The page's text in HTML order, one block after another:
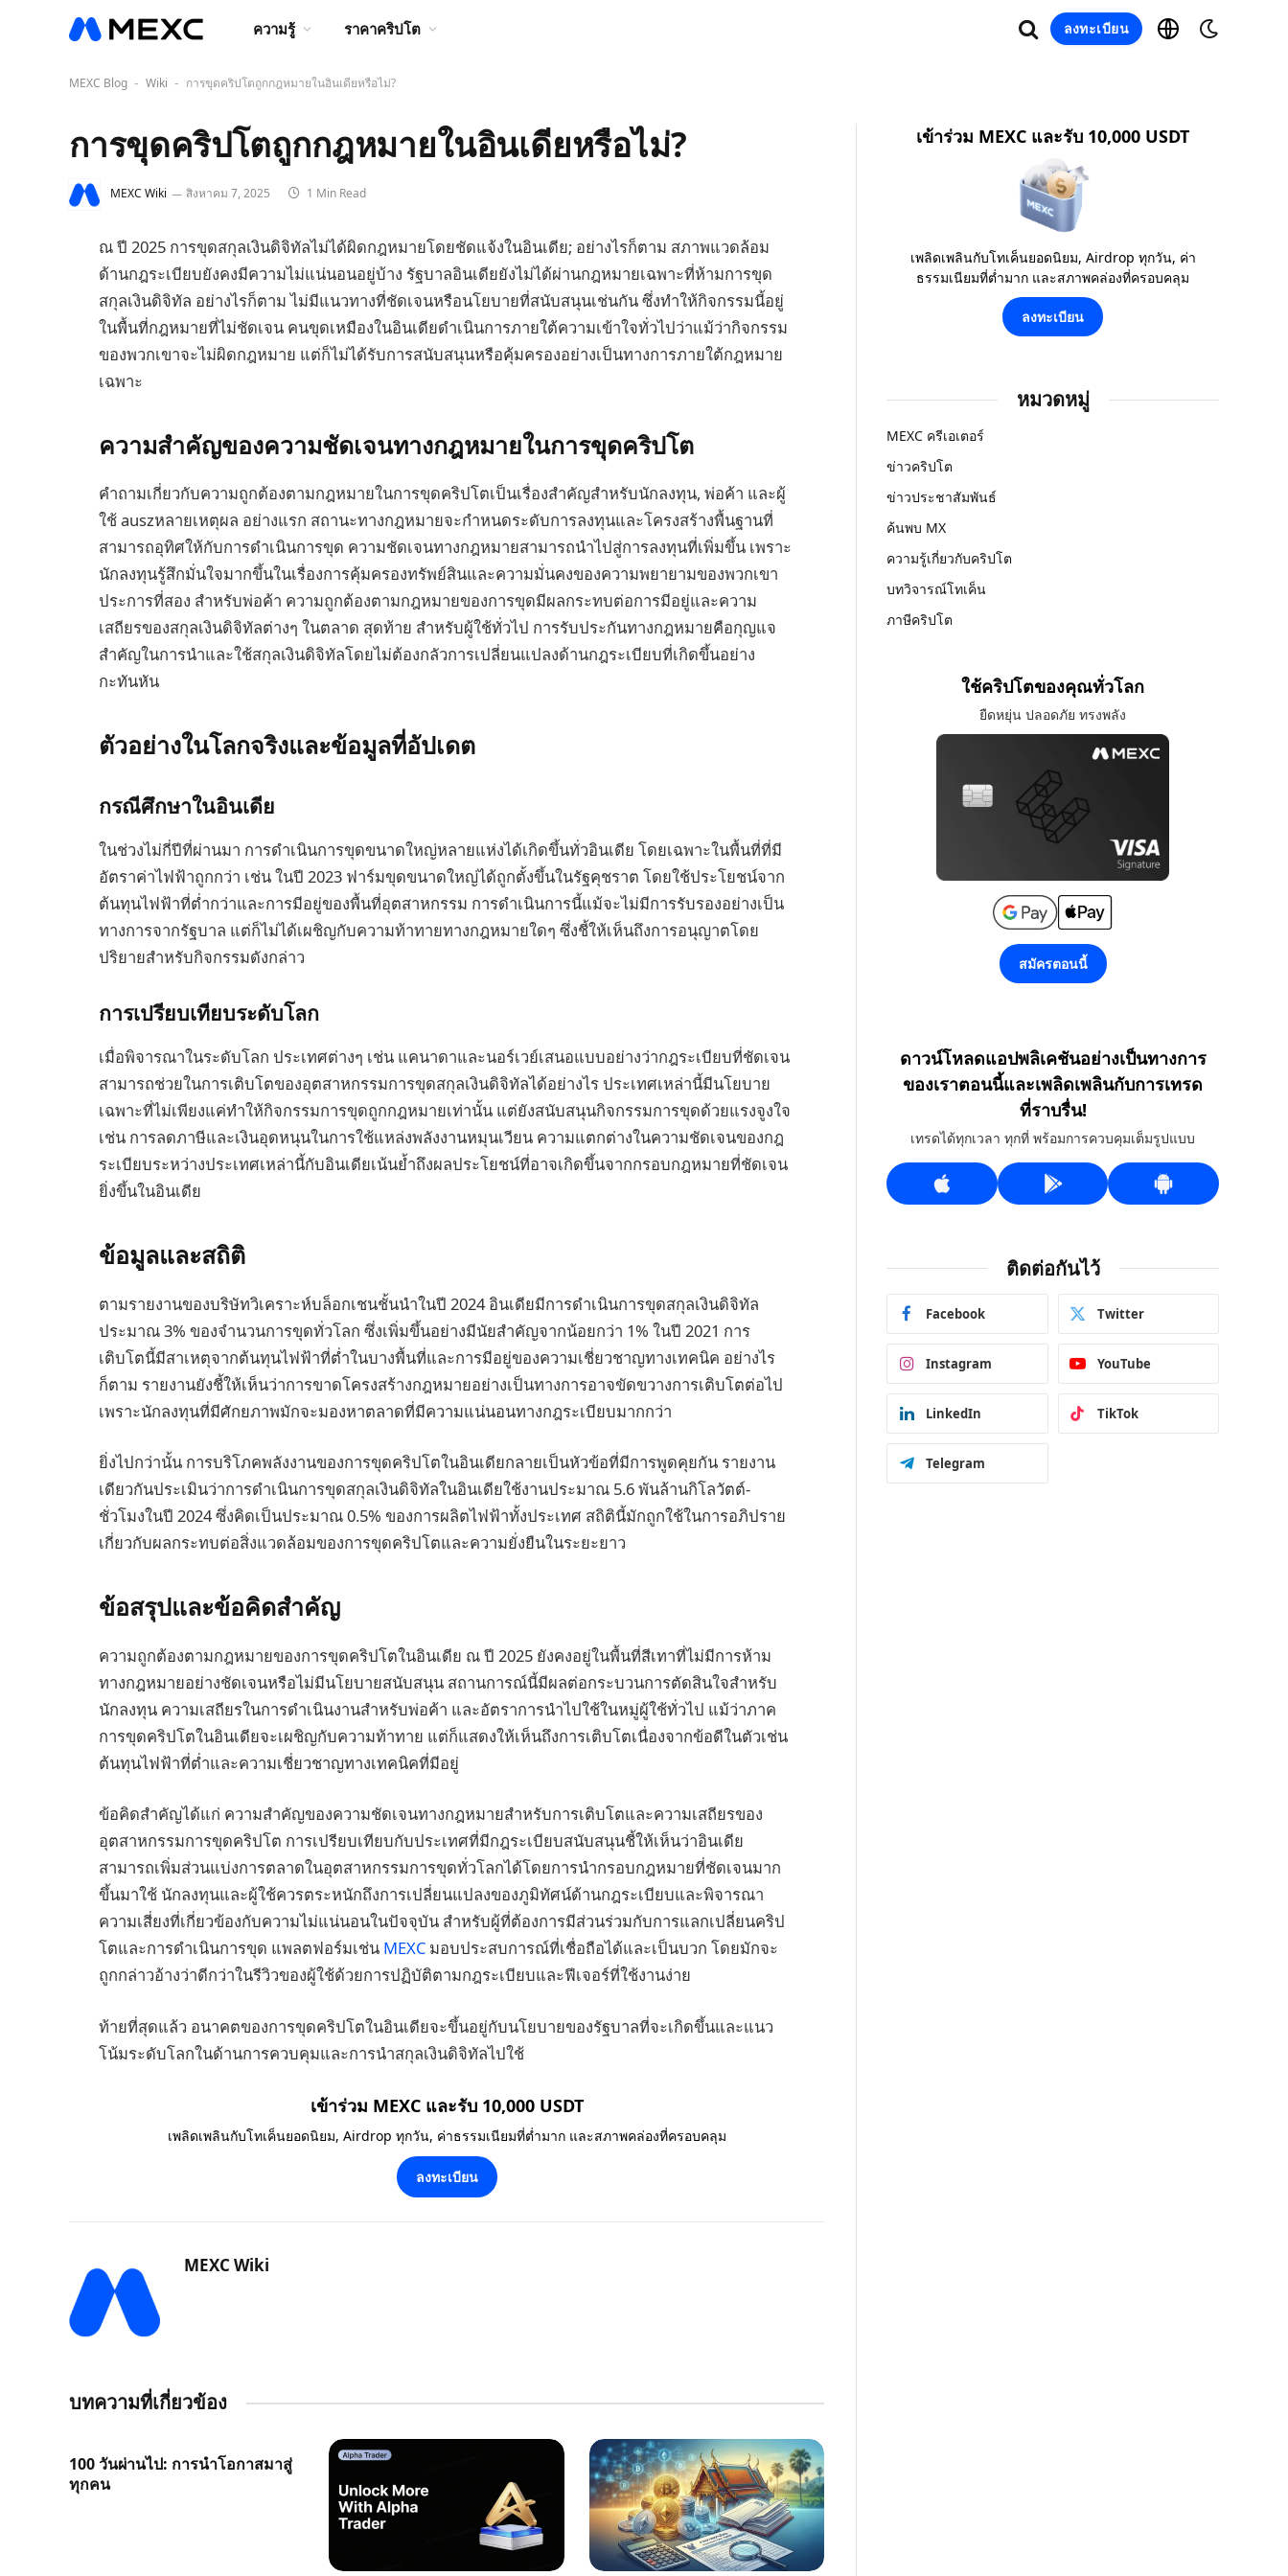
ความรู้ ราคาคริปโต ลงทะเบียน
MEXC Blog - Wiki - การขุดคริปโตถูกกฎหมายในอินเดียหรือไม่?
การขุดคริปโตถูกกฎหมายในอินเดียหรือไม่?
MEXC Wiki สิงหาคม 7, 2025 1 Min Read
ณ ปี 2025 การขุดสกุลเงินดิจิทัลไม่ได้ผิดกฎหมายโดยชัดแจ้งในอินเดีย; อย่างไรก็ตาม สภาพแวดล้อม
ด้านกฎระเบียบยังคงมีความไม่แน่นอนอยู่บ้าง รัฐบาลอินเดียยังไม่ได้ผ่านกฎหมายเฉพาะที่ห้ามการขุด
สกุลเงินดิจิทัล อย่างไรก็ตาม ไม่มีแนวทางที่ชัดเจนหรือนโยบายที่สนับสนุนเช่นกัน ซึ่งทำให้กิจกรรมนี้อยู่
ในพื้นที่กฎหมายที่ไม่ชัดเจน คนขุดเหมืองในอินเดียดำเนินการภายใต้ความเข้าใจทั่วไปว่าแม้ว่ากิจกรรม
ของพวกเขาจะไม่ผิดกฎหมาย แต่ก็ไม่ได้รับการสนับสนุนหรือคุ้มครองอย่างเป็นทางการภายใต้กฎหมาย
เฉพาะ
ความสำคัญของความชัดเจนทางกฎหมายในการขุดคริปโต
คำถามเกี่ยวกับความถูกต้องตามกฎหมายในการขุดคริปโตเป็นเรื่องสำคัญสำหรับนักลงทุน, พ่อค้า และผู้
ใช้ auszหลายเหตุผล อย่างแรก สถานะทางกฎหมายจะกำหนดระดับการลงทุนและโครงสร้างพื้นฐานที่
สามารถอุทิศให้กับการดำเนินการขุด ความชัดเจนทางกฎหมายสามารถนำไปสู่การลงทุนที่เพิ่มขึ้น เพราะ
นักลงทุนรู้สึกมั่นใจมากขึ้นในเรื่องการคุ้มครองทรัพย์สินและความมั่นคงของความพยายามของพวกเขา
ประการที่สอง สำหรับพ่อค้า ความถูกต้องตามกฎหมายของการขุดมีผลกระทบต่อการมีอยู่และความ
เสถียรของสกุลเงินดิจิทัลต่างๆ ในตลาด สุดท้าย สำหรับผู้ใช้ทั่วไป การรับประกันทางกฎหมายคือกุญแจ
สำคัญในการนำและใช้สกุลเงินดิจิทัลโดยไม่ต้องกลัวการเปลี่ยนแปลงด้านกฎระเบียบที่เกิดขึ้นอย่าง
กะทันหัน
ตัวอย่างในโลกจริงและข้อมูลที่อัปเดต
กรณีศึกษาในอินเดีย
ในช่วงไม่กี่ปีที่ผ่านมา การดำเนินการขุดขนาดใหญ่หลายแห่งได้เกิดขึ้นทั่วอินเดีย โดยเฉพาะในพื้นที่ที่มี
อัตราค่าไฟฟ้าถูกกว่า เช่น ในปี 2023 ฟาร์มขุดขนาดใหญ่ได้ถูกตั้งขึ้นในรัฐคุชราต โดยใช้ประโยชน์จาก
ต้นทุนไฟฟ้าที่ต่ำกว่าและการมีอยู่ของพื้นที่อุตสาหกรรม การดำเนินการนี้แม้จะไม่มีการรับรองอย่างเป็น
ทางการจากรัฐบาล แต่ก็ไม่ได้เผชิญกับความท้าทายทางกฎหมายใดๆ ซึ่งชี้ให้เห็นถึงการอนุญาตโดย
ปริยายสำหรับกิจกรรมดังกล่าว
การเปรียบเทียบระดับโลก
เมื่อพิจารณาในระดับโลก ประเทศต่างๆ เช่น แคนาดาและนอร์เวย์เสนอแบบอย่างว่ากฎระเบียบที่ชัดเจน
สามารถช่วยในการเติบโตของอุตสาหกรรมการขุดสกุลเงินดิจิทัลได้อย่างไร ประเทศเหล่านี้มีนโยบาย
เฉพาะที่ไม่เพียงแค่ทำให้กิจกรรมการขุดถูกกฎหมายเท่านั้น แต่ยังสนับสนุนกิจกรรมการขุดด้วยแรงจูงใจ
เช่น การลดภาษีและเงินอุดหนุนในการใช้แหล่งพลังงานหมุนเวียน ความแตกต่างในความชัดเจนของกฎ
ระเบียบระหว่างประเทศเหล่านี้กับอินเดียเน้นย้ำถึงผลประโยชน์ที่อาจเกิดขึ้นจากกรอบกฎหมายที่ชัดเจน
ยิ่งขึ้นในอินเดีย
ข้อมูลและสถิติ
ตามรายงานของบริษัทวิเคราะห์บล็อกเชนชั้นนำในปี 2024 อินเดียมีการดำเนินการขุดสกุลเงินดิจิทัล
ประมาณ 3% ของจำนวนการขุดทั่วโลก ซึ่งเพิ่มขึ้นอย่างมีนัยสำคัญจากน้อยกว่า 1% ในปี 2021 การ
เติบโตนี้มีสาเหตุจากต้นทุนไฟฟ้าที่ต่ำในบางพื้นที่และการมีอยู่ของความเชี่ยวชาญทางเทคนิค อย่างไร
ก็ตาม รายงานยังชี้ให้เห็นว่าการขาดโครงสร้างกฎหมายอย่างเป็นทางการอาจขัดขวางการเติบโตต่อไป
เพราะนักลงทุนที่มีศักยภาพมักจะมองหาตลาดที่มีความแน่นอนทางกฎระเบียบมากกว่า
ยิ่งไปกว่านั้น การบริโภคพลังงานของการขุดคริปโตในอินเดียกลายเป็นหัวข้อที่มีการพูดคุยกัน รายงาน
เดียวกันประเมินว่าการดำเนินการขุดสกุลเงินดิจิทัลในอินเดียใช้งานประมาณ 5.6 พันล้านกิโลวัตต์-
ชั่วโมงในปี 2024 ซึ่งคิดเป็นประมาณ 0.5% ของการผลิตไฟฟ้าทั้งประเทศ สถิตินี้มักถูกใช้ในการอภิปราย
เกี่ยวกับผลกระทบต่อสิ่งแวดล้อมของการขุดคริปโตและความยั่งยืนในระยะยาว
ข้อสรุปและข้อคิดสำคัญ
ความถูกต้องตามกฎหมายของการขุดคริปโตในอินเดีย ณ ปี 2025 ยังคงอยู่ในพื้นที่สีเทาที่ไม่มีการห้าม
ทางกฎหมายอย่างชัดเจนหรือไม่มีนโยบายสนับสนุน สถานการณ์นี้มีผลต่อกระบวนการตัดสินใจสำหรับ
นักลงทุน ความเสถียรในการดำเนินงานสำหรับพ่อค้า และอัตราการนำไปใช้ในหมู่ผู้ใช้ทั่วไป แม้ว่าภาค
การขุดคริปโตในอินเดียจะเผชิญกับความท้าทาย แต่ก็แสดงให้เห็นถึงการเติบโตเนื่องจากข้อดีในตัวเช่น
ต้นทุนไฟฟ้าที่ต่ำและความเชี่ยวชาญทางเทคนิคที่มีอยู่
ข้อคิดสำคัญได้แก่ ความสำคัญของความชัดเจนทางกฎหมายสำหรับการเติบโตและความเสถียรของ
อุตสาหกรรมการขุดคริปโต การเปรียบเทียบกับประเทศที่มีกฎระเบียบสนับสนุนชี้ให้เห็นว่าอินเดีย
สามารถเพิ่มส่วนแบ่งการตลาดในอุตสาหกรรมการขุดทั่วโลกได้โดยการนำกรอบกฎหมายที่ชัดเจนมาก
ขึ้นมาใช้ นักลงทุนและผู้ใช้ควรตระหนักถึงการเปลี่ยนแปลงของภูมิทัศน์ด้านกฎระเบียบและพิจารณา
ความเสี่ยงที่เกี่ยวข้องกับความไม่แน่นอนในปัจจุบัน สำหรับผู้ที่ต้องการมีส่วนร่วมกับการแลกเปลี่ยนคริป
โตและการดำเนินการขุด แพลตฟอร์มเช่น MEXC มอบประสบการณ์ที่เชื่อถือได้และเป็นบวก โดยมักจะ
ถูกกล่าวอ้างว่าดีกว่าในรีวิวของผู้ใช้ด้วยการปฏิบัติตามกฎระเบียบและฟีเจอร์ที่ใช้งานง่าย
ท้ายที่สุดแล้ว อนาคตของการขุดคริปโตในอินเดียจะขึ้นอยู่กับนโยบายของรัฐบาลที่จะเกิดขึ้นและแนว
โน้มระดับโลกในด้านการควบคุมและการนำสกุลเงินดิจิทัลไปใช้
เข้าร่วม MEXC และรับ 10,000 USDT
เพลิดเพลินกับโทเค็นยอดนิยม, Airdrop ทุกวัน, ค่าธรรมเนียมที่ต่ำมาก และสภาพคล่องที่ครอบคลุม
ลงทะเบียน
MEXC Wiki
บทความที่เกี่ยวข้อง
100 วันผ่านไป: การนำโอกาสมาสู่
ทุกคน
เข้าร่วม MEXC และรับ 10,000 USDT
เพลิดเพลินกับโทเค็นยอดนิยม, Airdrop ทุกวัน, ค่า
ธรรมเนียมที่ต่ำมาก และสภาพคล่องที่ครอบคลุม
ลงทะเบียน
หมวดหมู่
MEXC ครีเอเตอร์
ข่าวคริปโต
ข่าวประชาสัมพันธ์
ค้นพบ MX
ความรู้เกี่ยวกับคริปโต
บทวิจารณ์โทเค็น
ภาษีคริปโต
ใช้คริปโตของคุณทั่วโลก
ยืดหยุ่น ปลอดภัย ทรงพลัง
สมัครตอนนี้
ดาวน์โหลดแอปพลิเคชันอย่างเป็นทางการ
ของเราตอนนี้และเพลิดเพลินกับการเทรด
ที่ราบรื่น!
เทรดได้ทุกเวลา ทุกที่ พร้อมการควบคุมเต็มรูปแบบ
ติดต่อกันไว้
Facebook Twitter
Instagram YouTube
LinkedIn TikTok
Telegram